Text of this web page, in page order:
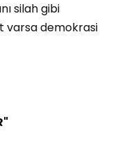
silah gibi
varsa demokrasi